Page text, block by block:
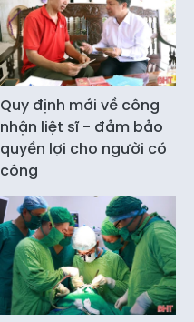
Quy định mới về công
nhận liệt sĩ - đảm bảo
quyền lợi cho người có
công